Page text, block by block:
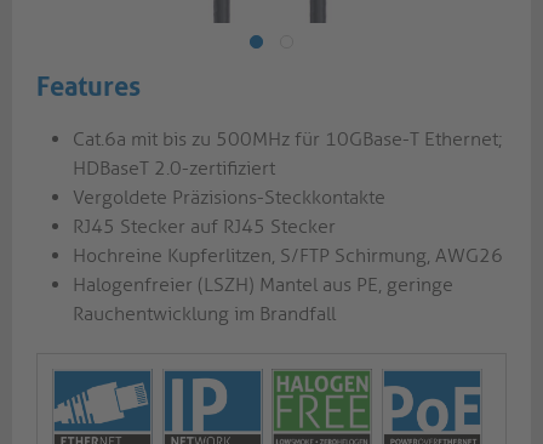
Features
Cat.6a mit bis zu 500MHz für 10GBase-T Ethernet;
HDBaseT 2.0-zertifiziert
Vergoldete Präzisions-Steckkontakte
RJ45 Stecker auf RJ45 Stecker
Hochreine Kupferlitzen, S/FTP Schirmung, AWG26
Halogenfreier (LSZH) Mantel aus PE, geringe
Rauchentwicklung im Brandfall